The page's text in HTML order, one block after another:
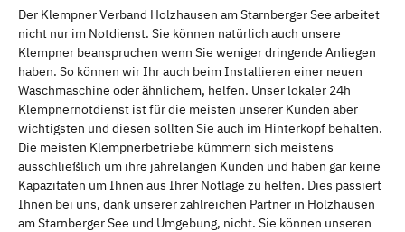
Der Klempner Verband Holzhausen am Starnberger See arbeitet
nicht nur im Notdienst. Sie können natürlich auch unsere
Klempner beanspruchen wenn Sie weniger dringende Anliegen
haben. So können wir Ihr auch beim Installieren einer neuen
Waschmaschine oder ähnlichem, helfen. Unser lokaler 24h
Klempnernotdienst ist für die meisten unserer Kunden aber
wichtigsten und diesen sollten Sie auch im Hinterkopf behalten.
Die meisten Klempnerbetriebe kümmern sich meistens
ausschließlich um ihre jahrelangen Kunden und haben gar keine
Kapazitäten um Ihnen aus Ihrer Notlage zu helfen. Dies passiert
Ihnen bei uns, dank unserer zahlreichen Partner in Holzhausen
am Starnberger See und Umgebung, nicht. Sie können unseren